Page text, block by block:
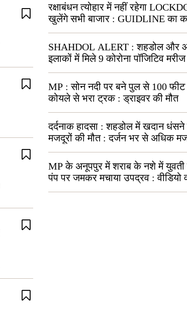
रक्षाबंधन त्योहार में नहीं रहेगा
खुलेंगे सभी बाजार : GUIDLINE का
पालन
SHAHDOL ALERT : शहडोल और
इलाकों में मिले 9 कोरोना पॉजिटिव मरीज
MP : सोन नदी पर बने पुल से 100 फीट
कोयले से भरा ट्रक : ड्राइवर की मौत
दर्दनाक हादसा : शहडोल में खदान
मजदूरों की मौत : दर्जन भर से अधिक
बचाव कार्य जारी
MP के अनूपपुर में शराब के नशे में युवती
पंप पर जमकर मचाया उपद्रव : वीडियो